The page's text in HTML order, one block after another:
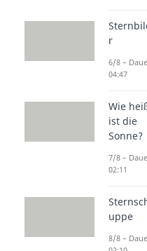
Kopernikus
Sein Onkel
der
dem
Ansehen
kirchliche
dessen
r
6/8 –
04:47
Wie
ist die
Sonne?
7/8 –
02:11
uppe
8/8 –